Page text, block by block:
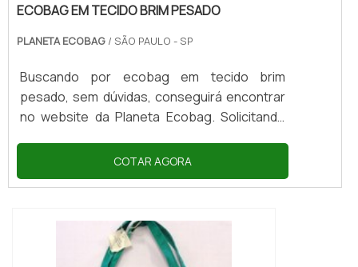
ECOBAG EM TECIDO BRIM PESADO
PLANETA ECOBAG / SÃO PAULO - SP
Buscando por ecobag em tecido brim
pesado, sem dúvidas, conseguirá encontrar
no website da Planeta Ecobag. Solicitando
Industriais e conhecendo a líder do
mercado.É importante lembrar que o produto
especializadas no segmento. Esse tipo de
cuidado ajuda a garantir a qualidade e
durabilidade dos materiais, além de evitar
COTAR AGORA